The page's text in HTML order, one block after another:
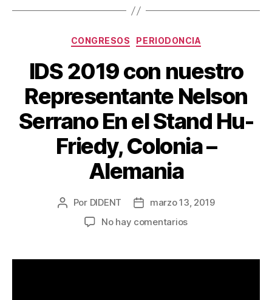
CONGRESOS PERIODONCIA
IDS 2019 con nuestro
Representante Nelson
Serrano En el Stand Hu-
Friedy, Colonia –
Alemania
Por DIDENT
marzo 13, 2019
No hay comentarios